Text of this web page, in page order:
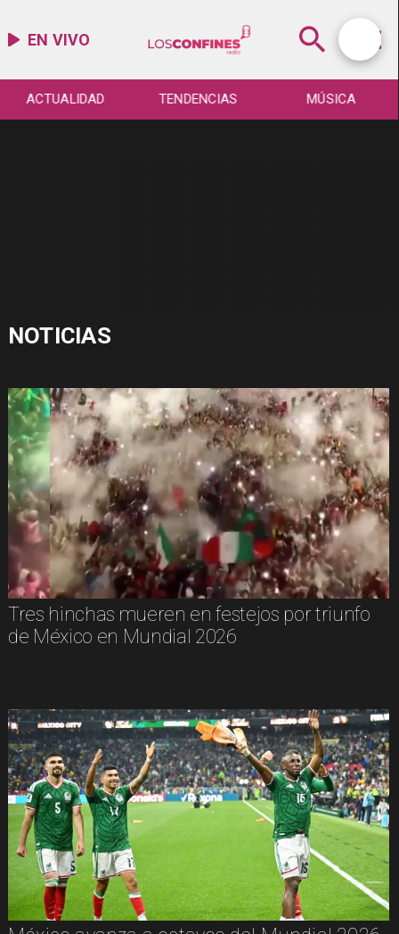
EN VIVO
ACTUALIDAD TENDENCIAS MÚSICA
NOTICIAS
Tres hinchas mueren en festejos por triunfo
de México en Mundial 2026